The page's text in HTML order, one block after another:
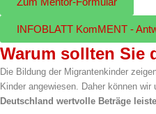
INFOBLATT KomMENT -
Warum sollten Sie
Die Bildung der Migrantenkinder
Kinder angewiesen. Daher können
Deutschland wertvolle Beträge